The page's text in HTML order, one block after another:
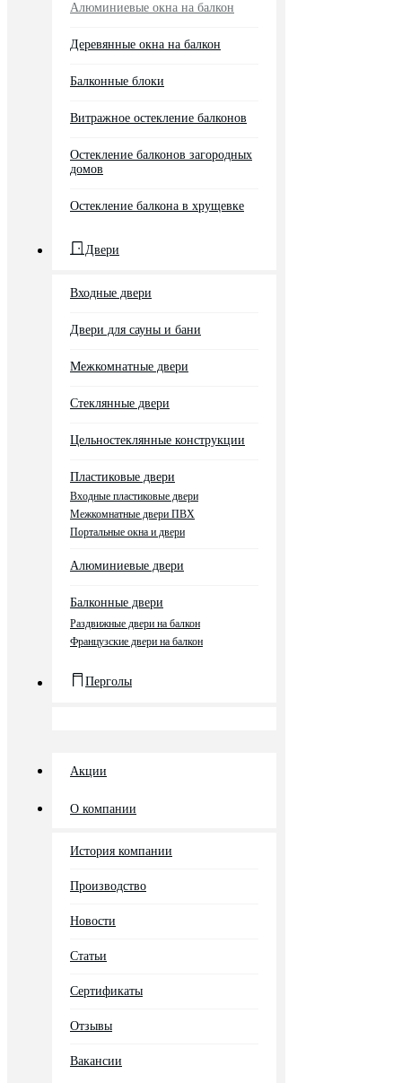
Алюминиевые окна на балкон
Деревянные окна на балкон
Балконные блоки
Витражное остекление балконов
Остекление балконов загородных
домов
Остекление балкона в хрущевке
Двери
Входные двери
Двери для сауны и бани
Межкомнатные двери
Стеклянные двери
Цельностеклянные конструкции
Пластиковые двери
Входные пластиковые двери
Межкомнатные двери ПВХ
Портальные окна и двери
Алюминиевые двери
Балконные двери
Раздвижные двери на балкон
Французские двери на балкон
Перголы
Акции
О компании
История компании
Производство
Новости
Статьи
Сертификаты
Отзывы
Вакансии